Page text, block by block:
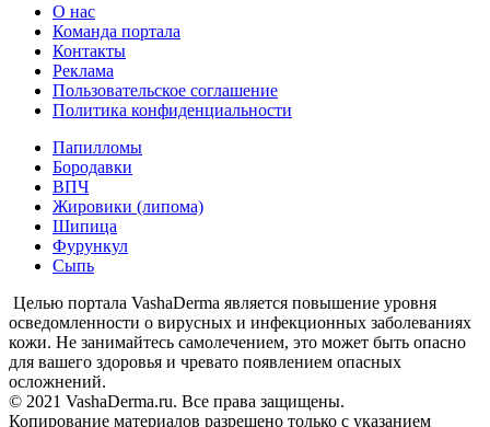
О нас
Команда портала
Контакты
Реклама
Пользовательское соглашение
Политика конфиденциальности
Папилломы
Бородавки
ВПЧ
Жировики (липома)
Шипица
Фурункул
Сыпь
Целью портала VashaDerma является повышение уровня
осведомленности о вирусных и инфекционных заболеваниях
кожи. Не занимайтесь самолечением, это может быть опасно
для вашего здоровья и чревато появлением опасных
осложнений.
© 2021 VashaDerma.ru. Все права защищены.
Копирование материалов разрешено только с указанием